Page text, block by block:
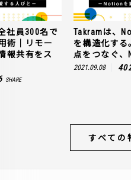
社員300名で
術｜リモー
報共有をス
SHARE
Takramは、
を構造化する
点をつなぐ
2021.09.08
すべての